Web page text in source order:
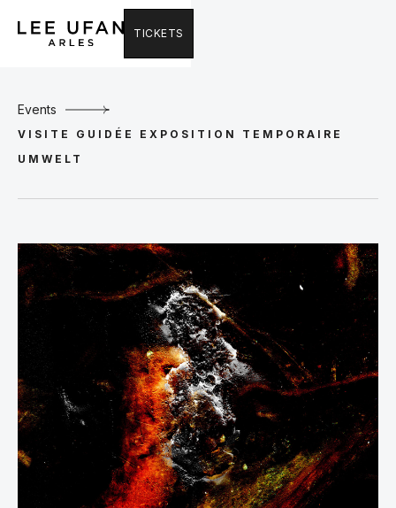
TICKETS
Events
VISITE GUIDÉE EXPOSITION TEMPORAIRE
UMWELT